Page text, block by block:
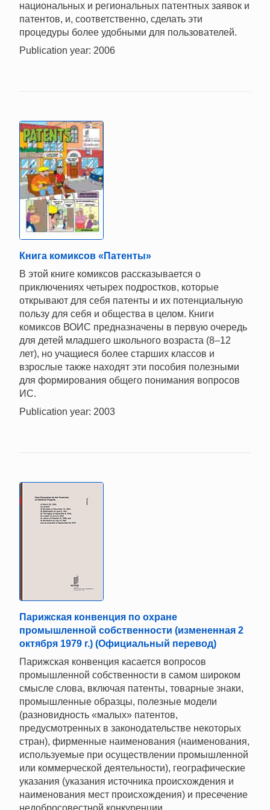
национальных и региональных патентных заявок и
патентов, и, соответственно, сделать эти
процедуры более удобными для пользователей.
Publication year: 2006
Книга комиксов «Патенты»
В этой книге комиксов рассказывается о
приключениях четырех подростков, которые
открывают для себя патенты и их потенциальную
пользу для себя и общества в целом. Книги
комиксов ВОИС предназначены в первую очередь
для детей младшего школьного возраста (8–12
лет), но учащиеся более старших классов и
взрослые также находят эти пособия полезными
для формирования общего понимания вопросов
ИС.
Publication year: 2003
Парижская конвенция по охране
промышленной собственности (измененная 2
октября 1979 г.) (Официальный перевод)
Парижская конвенция касается вопросов
промышленной собственности в самом широком
смысле слова, включая патенты, товарные знаки,
промышленные образцы, полезные модели
(разновидность «малых» патентов,
предусмотренных в законодательстве некоторых
стран), фирменные наименования (наименования,
используемые при осуществлении промышленной
или коммерческой деятельности), географические
указания (указания источника происхождения и
наименования мест происхождения) и пресечение